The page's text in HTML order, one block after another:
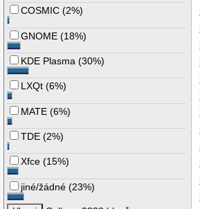
COSMIC (2%)
GNOME (18%)
KDE Plasma (30%)
LXQt (6%)
MATE (6%)
TDE (2%)
Xfce (15%)
jiné/žádné (23%)